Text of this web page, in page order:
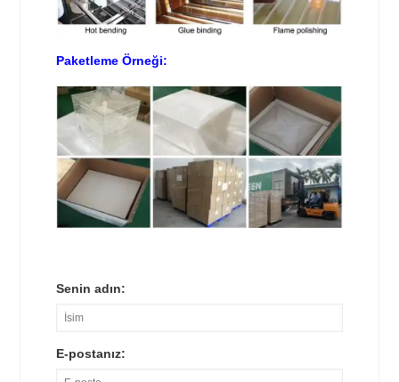
Paketleme Örneği:
Senin adın:
E-postanız: